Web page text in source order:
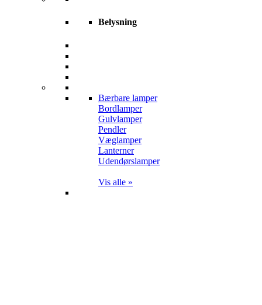
Belysning
Bærbare lamper
Bordlamper
Gulvlamper
Pendler
Væglamper
Lanterner
Udendørslamper
Vis alle »